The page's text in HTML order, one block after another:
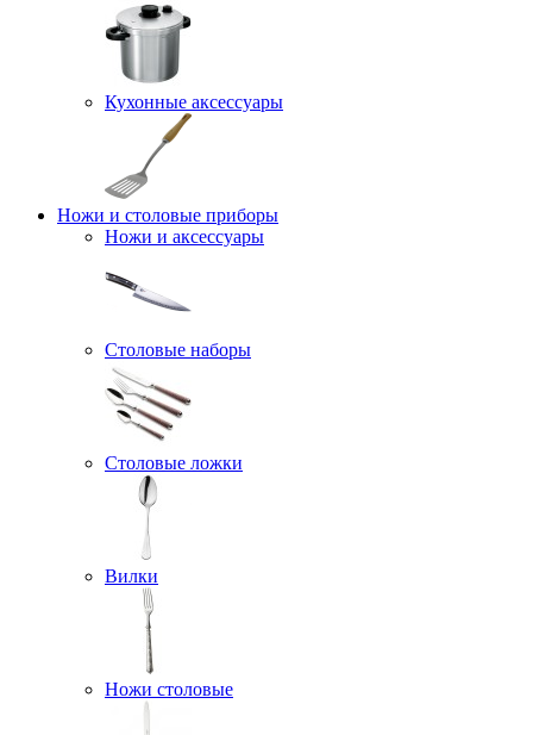
Кухонные аксессуары
Ножи и столовые приборы
Ножи и аксессуары
Столовые наборы
Столовые ложки
Вилки
Ножи столовые